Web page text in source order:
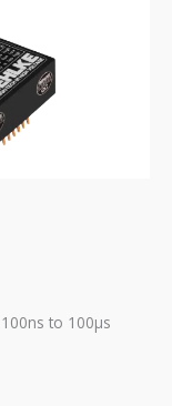
to 100μs